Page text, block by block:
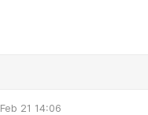
Feb 21 14:06